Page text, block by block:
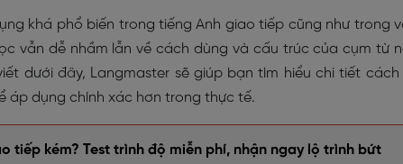
khá phổ biến trong tiếng Anh giao tiếp cũng như trong
vẫn dễ nhầm lẫn về cách dùng và cấu trúc của cụm từ
dưới đây, Langmaster sẽ giúp bạn tìm hiểu chi tiết cách
áp dụng chính xác hơn trong thực tế.
tiếp kém? Test trình độ miễn phí, nhận ngay lộ trình bứt